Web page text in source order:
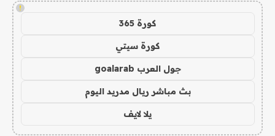
!
كورة 365
كورة سيتي
جول العرب goalarab
بث مباشر ريال مدريد اليوم
يلا لايف